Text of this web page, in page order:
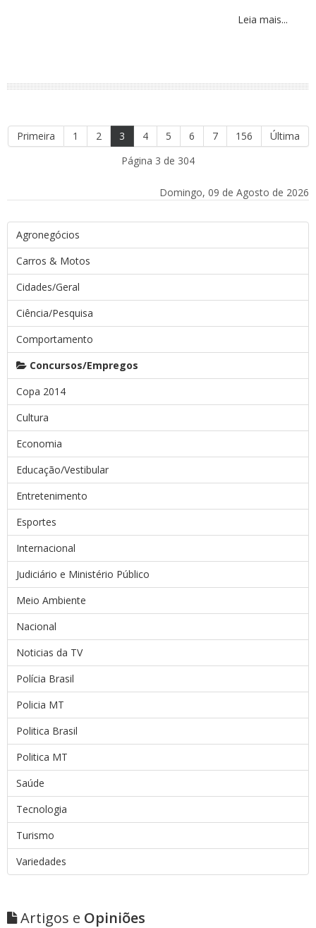
Leia mais...
Primeira 1 2 3 4 5 6 7 156
Última
Página 3 de 304
Domingo, 09 de Agosto de 2026
Agronegócios
Carros & Motos
Cidades/Geral
Ciência/Pesquisa
Comportamento
Concursos/Empregos
Copa 2014
Cultura
Economia
Educação/Vestibular
Entretenimento
Esportes
Internacional
Judiciário e Ministério Público
Meio Ambiente
Nacional
Noticias da TV
Polícia Brasil
Policia MT
Politica Brasil
Politica MT
Saúde
Tecnologia
Turismo
Variedades
Artigos e Opiniões